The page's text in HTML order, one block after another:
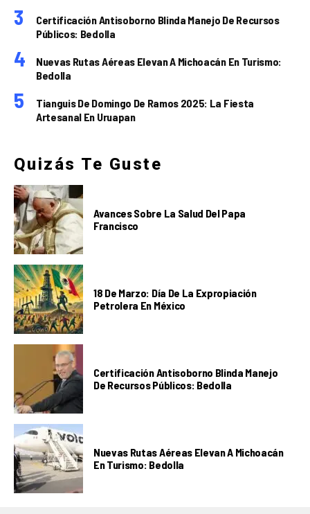
Certificación Antisoborno Blinda Manejo De Recursos
Públicos: Bedolla
Nuevas Rutas Aéreas Elevan A Michoacán En Turismo:
Bedolla
Tianguis De Domingo De Ramos 2025: La Fiesta
Artesanal En Uruapan
Quizás Te Guste
Avances Sobre La Salud Del Papa
Francisco
18 De Marzo: Día De La Expropiación
Petrolera En México
Certificación Antisoborno Blinda Manejo
De Recursos Públicos: Bedolla
Nuevas Rutas Aéreas Elevan A Michoacán
En Turismo: Bedolla